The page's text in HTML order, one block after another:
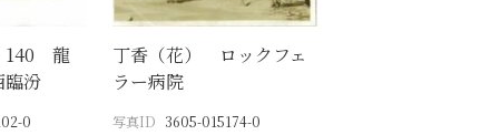
140 龍
汾
0
丁香（花） ロックフェ
ラー病院
写真ID 3605-015174-0